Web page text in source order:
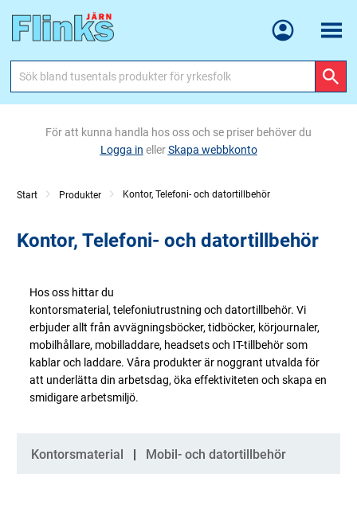
Meny
För att kunna handla hos oss och se priser behöver du
Logga in ellerSkapa webbkonto
Start Produkter Kontor, Telefoni- och datortillbehör
Kontor, Telefoni- och datortillbehör
Hos oss hittar du
kontorsmaterial, telefoniutrustning och datortillbehör. Vi
erbjuder allt från avvägningsböcker, tidböcker, körjournaler,
mobilhållare, mobilladdare, headsets och IT-tillbehör som
kablar och laddare. Våra produkter är noggrant utvalda för
att underlätta din arbetsdag, öka effektiviteten och skapa en
smidigare arbetsmiljö.
Kategorier
Kontorsmaterial Mobil- och datortillbehör